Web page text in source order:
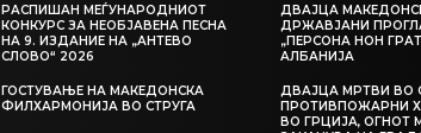
РАСПИШАН МЕЃУНАРОДНИОТ
КОНКУРС ЗА НЕОБЈАВЕНА ПЕСНА
НА 9. ИЗДАНИЕ НА „АНТЕВО
СЛОВО“ 2026
ГОСТУВАЊЕ НА МАКЕДОНСКА
ФИЛХАРМОНИЈА ВО СТРУГА
ДВАЈЦА
ДРЖАВЈАНИ
„ПЕРСОНА НОН
АЛБАНИЈА
ДВАЈЦА МРТВИ ВО
ПРОТИВПОЖАРНИ
ВО ГРЦИЈА, ОГНОТ